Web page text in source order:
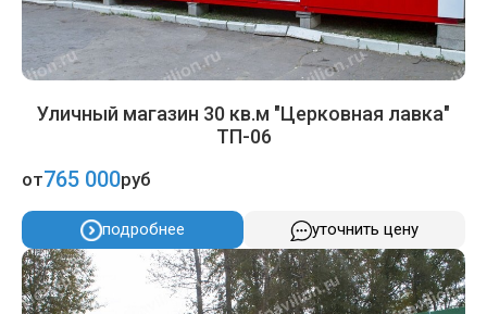
Уличный магазин 30 кв.м "Церковная лавка"
ТП-06
от765 000руб
подробнее уточнить цену